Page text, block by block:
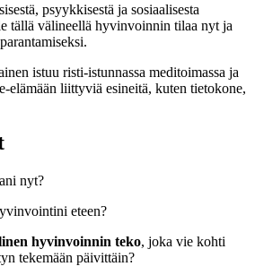
psyykkisestä ja sosiaalisesta
tällä välineellä hyvinvoinnin tilaa nyt ja
nyt?
eteen?
hyvinvoinnin teko, joka vie kohti
tekemään päivittäin?